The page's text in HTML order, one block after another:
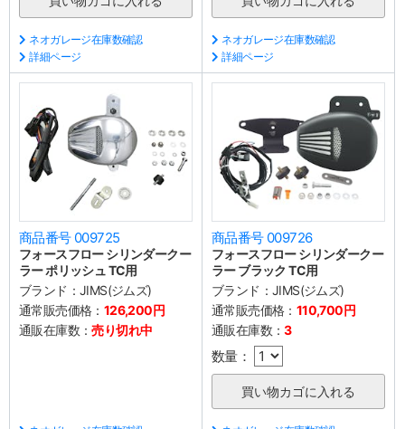
ネオガレージ在庫数確認
詳細ページ
ネオガレージ在庫数確認
詳細ページ
商品番号 009725
フォースフロー シリンダークー
ラー ポリッシュ TC用
ブランド： JIMS(ジムズ)
通常販売価格： 126,200円
通販在庫数：売り切れ中
商品番号 009726
フォースフロー シリンダークー
ラー ブラック TC用
ブランド： JIMS(ジムズ)
通常販売価格： 110,700円
通販在庫数：3
数量：